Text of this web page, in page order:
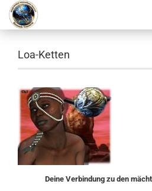
Loa-Ketten
Deine Verbindung zu den